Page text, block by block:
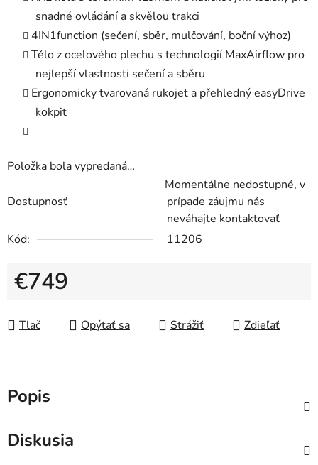
snadné ovládání a skvělou trakci
4IN1function (sečení, sběr, mulčování, boční výhoz)
Tělo z ocelového plechu s technologií MaxAirflow pro
nejlepší vlastnosti sečení a sběru
Ergonomicky tvarovaná rukojeť a přehledný easyDrive
kokpit
Položka bola vypredaná…
Dostupnosť
Momentálne nedostupné, v
prípade záujmu nás
neváhajte kontaktovať
Kód:
11206
€749
Tlač
Opýtať sa Strážiť Zdieľať
Popis
Diskusia